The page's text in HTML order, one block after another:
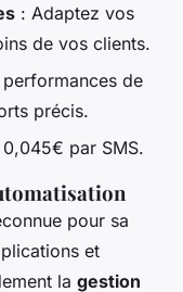
: Adaptez vos
de vos clients.
de
précis.
par SMS.
pour sa
et
la gestion